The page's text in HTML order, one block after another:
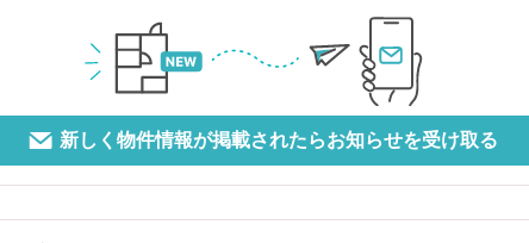
新しく物件情報が掲載されたらお知らせを受け取る